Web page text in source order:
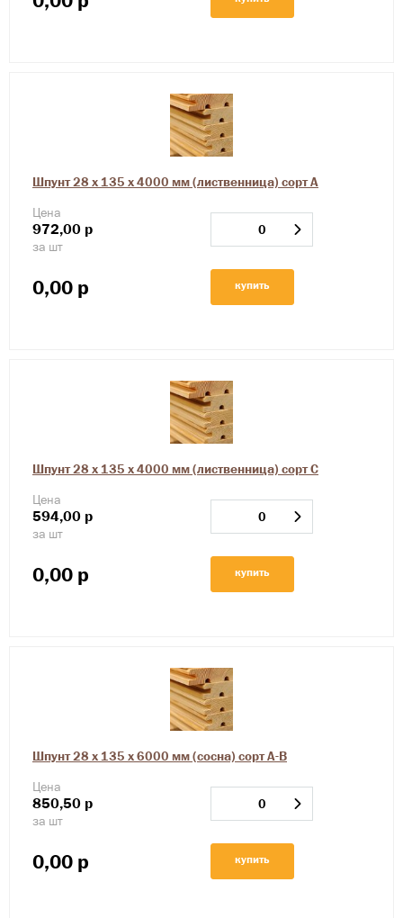
Шпунт 28 х 135 х 4000 мм (лиственница) сорт А
Цена
972,00 р
за шт
0,00 р купить
Шпунт 28 х 135 х 4000 мм (лиственница) сорт С
Цена
594,00 р
за шт
0,00 р купить
Шпунт 28 х 135 х 6000 мм (сосна) сорт А-В
Цена
850,50 р
за шт
0,00 р купить